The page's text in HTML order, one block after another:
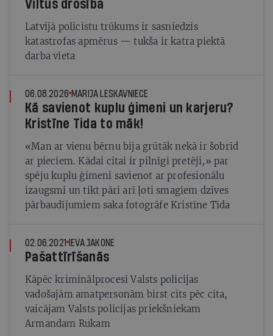
Viltus drošība
Latvijā policistu trūkums ir sasniedzis
katastrofas apmērus — tukša ir katra piektā
darba vieta
06.08.2026 MARIJA LESKAVNIECE
Kā savienot kuplu ģimeni un karjeru?
Kristīne Tida to māk!
«Man ar vienu bērnu bija grūtāk nekā ir šobrīd
ar pieciem. Kādai citai ir pilnīgi pretēji,» par
spēju kuplu ģimeni savienot ar profesionālu
izaugsmi un tikt pāri arī ļoti smagiem dzīves
pārbaudījumiem saka fotogrāfe Kristīne Tīda
02.06.2021 IEVA JAKONE
Pašattīrīšanās
Kāpēc kriminālprocesi Valsts policijas
vadošajām amatpersonām birst cits pēc cita,
vaicājam Valsts policijas priekšniekam
Armandam Rukam